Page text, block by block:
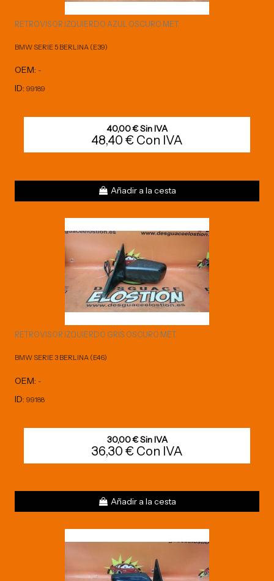
RETROVISOR IZQUIERDO AZUL OSCURO MET.
BMW SERIE 5 BERLINA (E39)
OEM: -
ID: 99189
40,00 € Sin IVA
48,40 € Con IVA
Añadir a la cesta
RETROVISOR IZQUIERDO GRIS OSCURO MET.
BMW SERIE 3 BERLINA (E46)
OEM: -
ID: 99188
30,00 € Sin IVA
36,30 € Con IVA
Añadir a la cesta